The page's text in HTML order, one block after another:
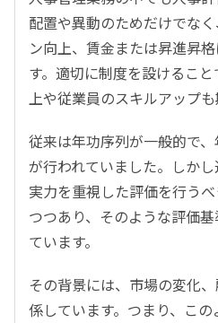
配置や異動のためだけでな
ン向上、賃金または昇進昇
す。適切に制度を設けるこ
上や従業員のスキルアップも
従来は年功序列が一般的で
が行われていました。しか
実力を重視した評価を行う
つつあり、そのような評価
ています。
その背景には、市場の変化
係しています。つまり、こ